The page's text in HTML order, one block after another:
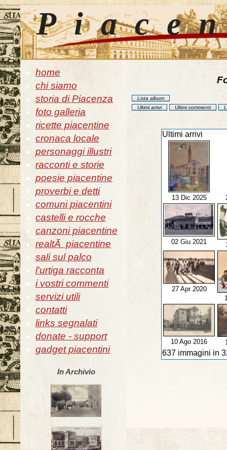
home
chi siamo
storia di Piacenza
foto galleria
ricette piacentine
cronaca locale
personaggi illustri
racconti e storie
poesie piacentine
proverbi e detti
comuni piacentini
castelli e rocche
canzoni piacentine
realtÃ piacentine
sali sul palco
l'urtiga racconta
i vostri commenti
servizi utili
contatti
links segnalati
donate - support
gadget piacentini
In Archivio
Lista album
Ultimi arrivi
Ultimi commenti
Ultimi arrivi
13 Dic 2025
02 Giu 2021
27 Apr 2020
10 Ago 2016
637 immagini in